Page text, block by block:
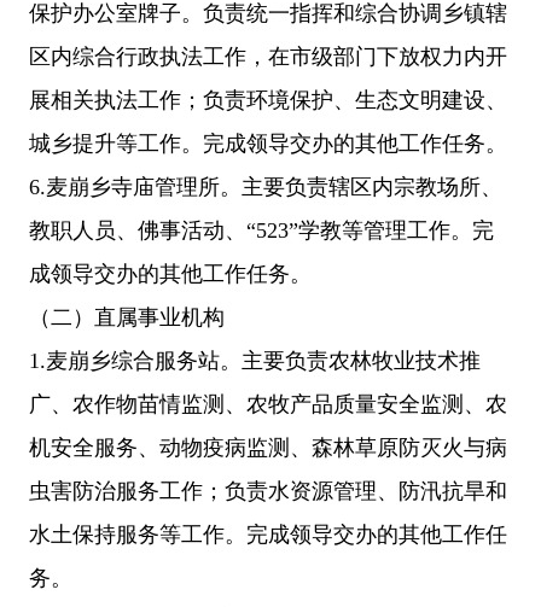
保护办公室牌子。负责统一指挥和综合协调乡镇辖
区内综合行政执法工作，在市级部门下放权力内开
展相关执法工作；负责环境保护、生态文明建设、
城乡提升等工作。完成领导交办的其他工作任务。
6.麦崩乡寺庙管理所。主要负责辖区内宗教场所、
教职人员、佛事活动、“523”学教等管理工作。完
成领导交办的其他工作任务。
（二）直属事业机构
1.麦崩乡综合服务站。主要负责农林牧业技术推
广、农作物苗情监测、农牧产品质量安全监测、农
机安全服务、动物疫病监测、森林草原防灭火与病
虫害防治服务工作；负责水资源管理、防汛抗旱和
水土保持服务等工作。完成领导交办的其他工作任
务。